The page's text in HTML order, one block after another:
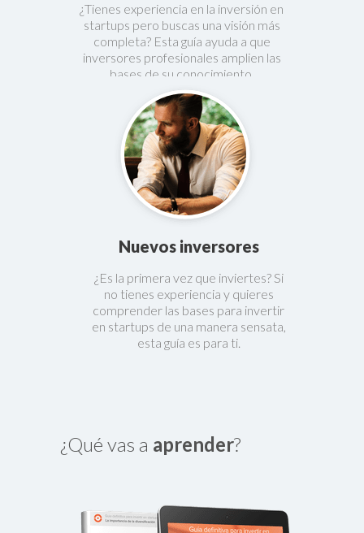
Nuevos inversores
¿Es la primera vez que inviertes? Si
no tienes experiencia y quieres
comprender las bases para invertir
en startups de una manera sensata,
esta guía es para ti.
¿Tienes experiencia en la inversión en
startups pero buscas una visión más
completa? Esta guía ayuda a que
inversores profesionales amplien las
bases de su conocimiento.
¿Qué vas a aprender?